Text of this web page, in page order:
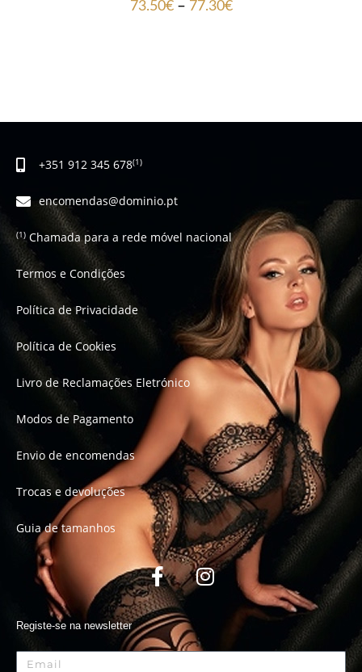
73.50€ – 77.30€
+351 912 345 678(1)
encomendas@dominio.pt
(1)Chamada para a rede móvel nacional
Termos e Condições
Política de Privacidade
Política de Cookies
Livro de Reclamações Eletrónico
Modos de Pagamento
Envio de encomendas
Trocas e devoluções
Guia de tamanhos
Registe-se na newsletter